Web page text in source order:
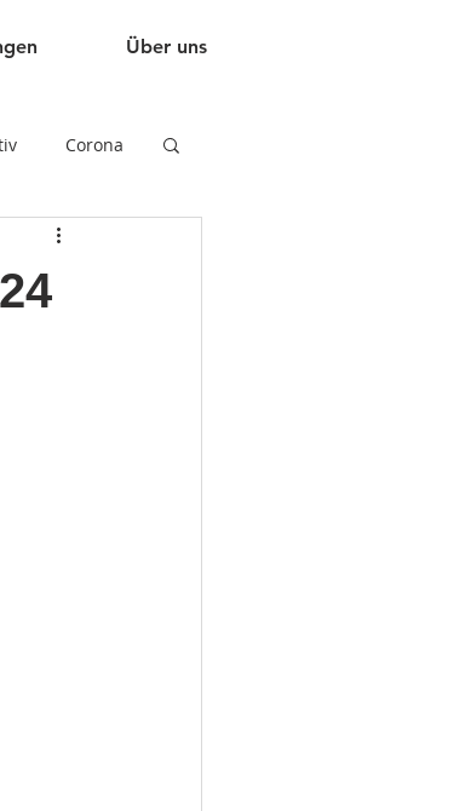
Über uns
Corona